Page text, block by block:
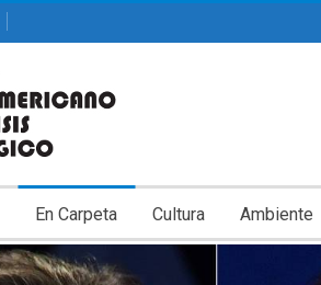
En Carpeta Cultura Ambiente